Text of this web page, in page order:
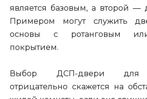
является базовым, а второй —
Примером могут служить
основы с ротанговым
покрытием.
Выбор ДСП-двери для
отрицательно скажется на